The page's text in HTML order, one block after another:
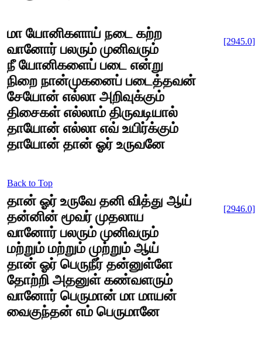
மா யோனிகளாய் நடை கற்ற
வானோர் பலரும் முனிவரும்
நீ யோனிகளைப் படை என்று
நிறை நான்முகனைப் படைத்தவன்
சேயோன் எல்லா அறிவுக்கும்
திசைகள் எல்லாம் திருவடியால்
தாயோன் எல்லா எவ் உயிர்க்கும்
தாயோன் தான் ஓர் உருவனே
[2945.0]
Back to Top
தான் ஓர் உருவே தனி வித்து ஆய்
தன்னின் மூவர் முதலாய
வானோர் பலரும் முனிவரும்
மற்றும் மற்றும் முற்றும் ஆய்
தான் ஓர் பெருநீர் தன்னுள்ளே
தோற்றி அதனுள் கண்வளரும்
வானோர் பெருமான் மா மாயன்
வைகுந்தன் எம் பெருமானே
[2946.0]